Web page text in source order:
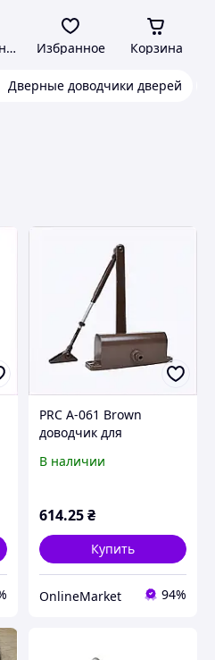
Избранное Корзина
Дверные доводчики дверей
PRC A-061 Brown
доводчик для
дверей, AM652E8042
В наличии
614.25₴
Купить
OnlineMarket 94%